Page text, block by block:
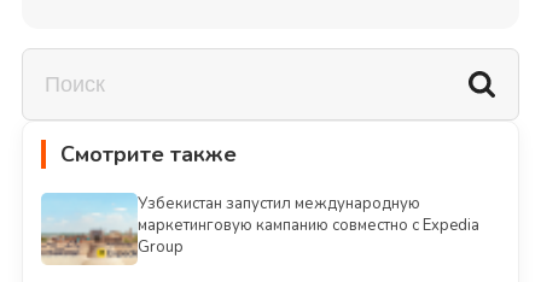
Смотрите также
Узбекистан запустил международную
маркетинговую кампанию совместно с Expedia
Group